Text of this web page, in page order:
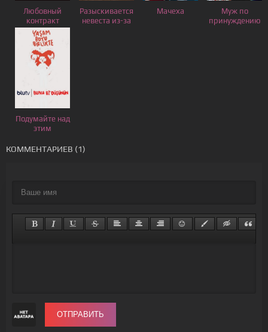
Любовный
контракт
Разыскивается
невеста из-за
Мачеха
Муж по
принуждению
Подумайте над
этим
КОММЕНТАРИЕВ (1)
ОТПРАВИТЬ